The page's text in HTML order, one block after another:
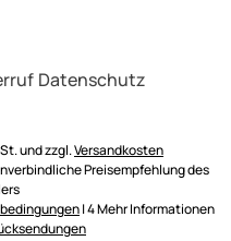
Datenschutz
und zzgl.Versandkosten
Preisempfehlung des
| 4 Mehr Informationen